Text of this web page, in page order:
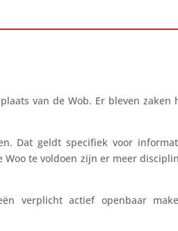
van de Wob. Er bleven
Dat geldt specifiek voor
te voldoen zijn er meer
verplicht actief openbaar